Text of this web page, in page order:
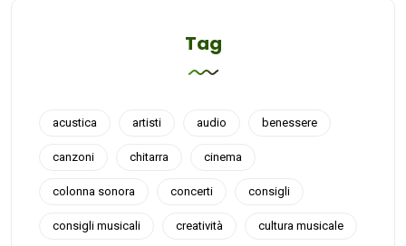
Tag
acustica artisti audio benessere
canzoni chitarra cinema
colonna sonora concerti consigli
consigli musicali creatività cultura musicale